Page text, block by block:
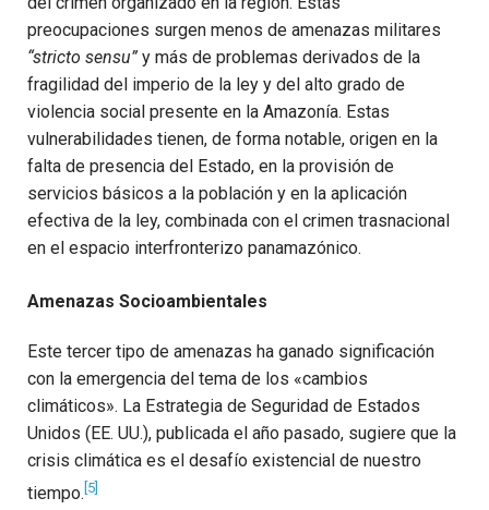
preocupaciones surgen menos de amenazas militares
“stricto sensu” y más de problemas derivados de la
fragilidad del imperio de la ley y del alto grado de
violencia social presente en la Amazonía. Estas
vulnerabilidades tienen, de forma notable, origen en la
falta de presencia del Estado, en la provisión de
servicios básicos a la población y en la aplicación
efectiva de la ley, combinada con el crimen trasnacional
en el espacio interfronterizo panamazónico.
Amenazas Socioambientales
Este tercer tipo de amenazas ha ganado significación
con la emergencia del tema de los «cambios
climáticos». La Estrategia de Seguridad de Estados
Unidos (EE. UU.), publicada el año pasado, sugiere que la
crisis climática es el desafío existencial de nuestro
tiempo. [5]